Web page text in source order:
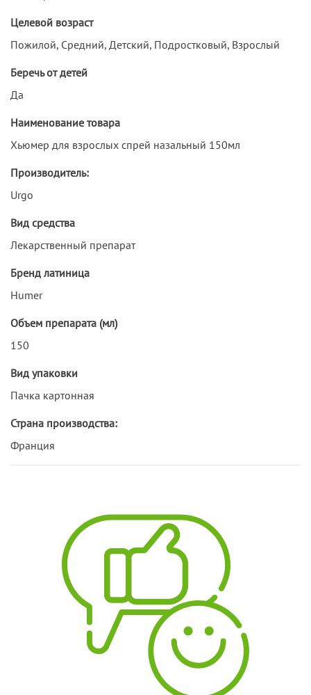
Целевой возраст
Пожилой, Средний, Детский, Подростковый, Взрослый
Беречь от детей
Да
Наименование товара
Хьюмер для взрослых спрей назальный 150мл
Производитель:
Urgo
Вид средства
Лекарственный препарат
Бренд латиница
Humer
Объем препарата (мл)
150
Вид упаковки
Пачка картонная
Страна производства:
Франция